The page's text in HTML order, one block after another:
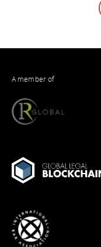
A member of